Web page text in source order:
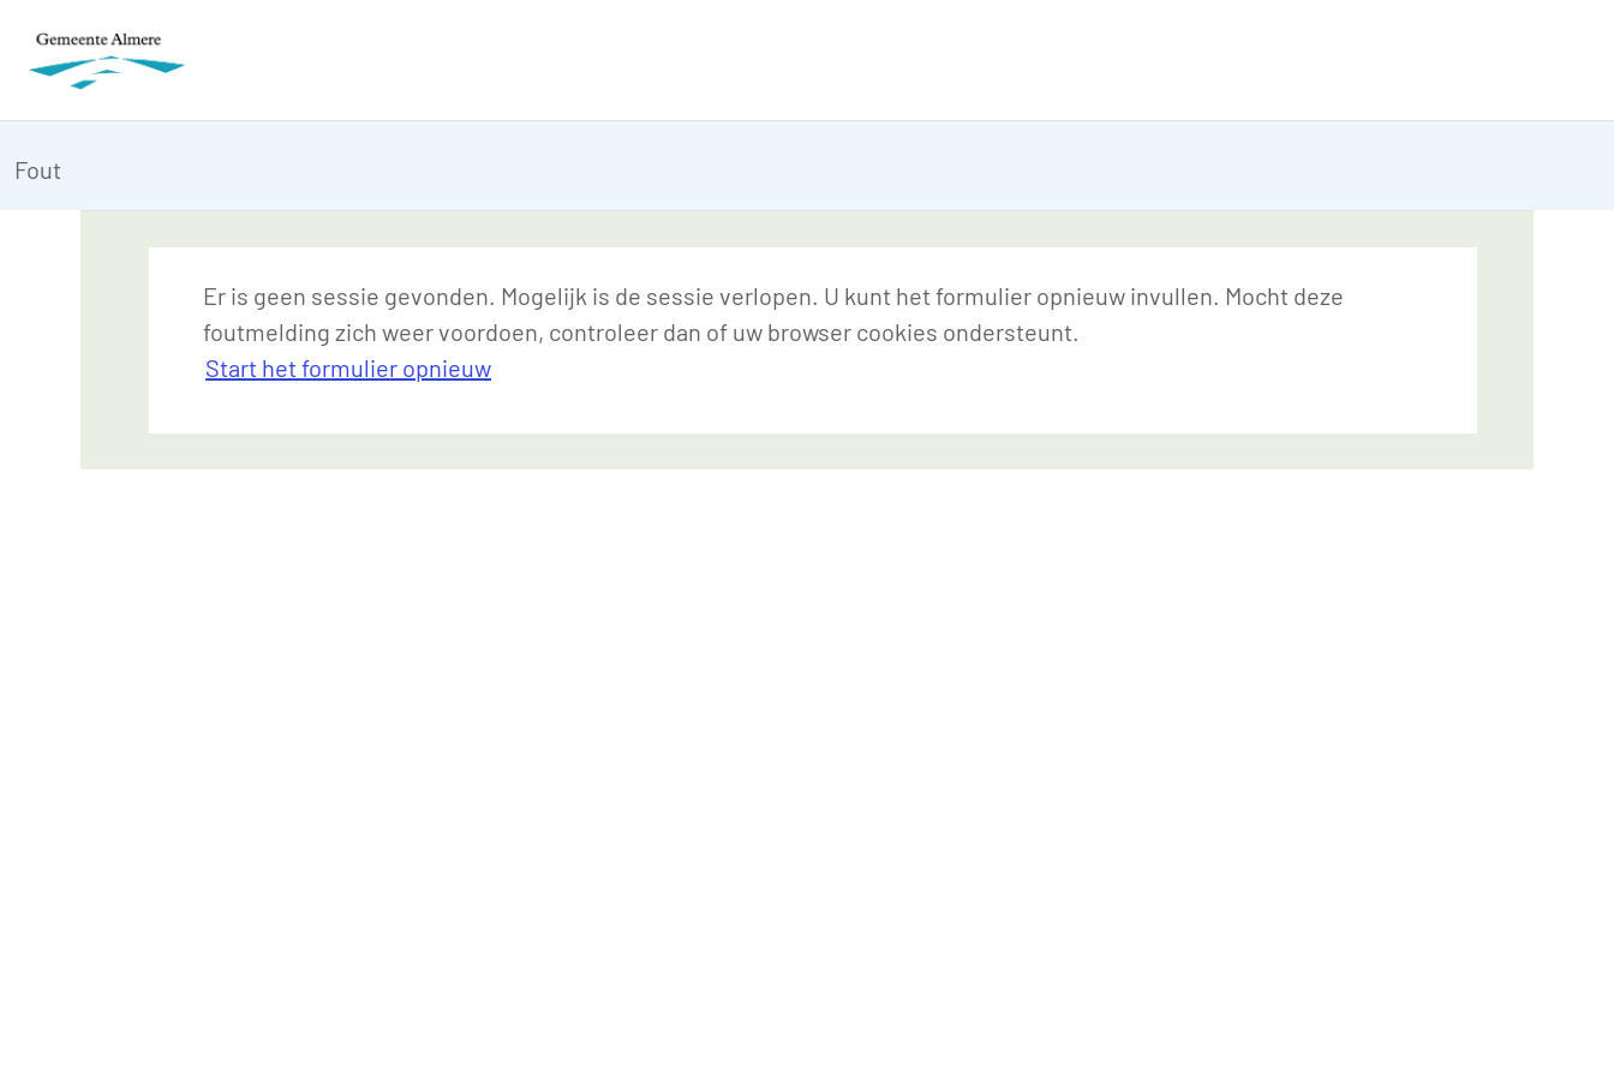
Fout
Er is geen sessie gevonden. Mogelijk is de sessie verlopen. U kunt het formulier opnieuw invullen. Mocht deze
foutmelding zich weer voordoen, controleer dan of uw browser cookies ondersteunt.
Start het formulier opnieuw